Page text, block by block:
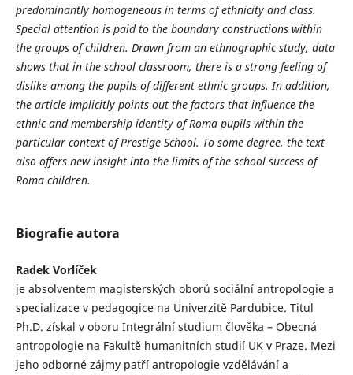
predominantly homogeneous in terms of ethnicity and class.
Special attention is paid to the boundary constructions within
the groups of children. Drawn from an ethnographic study, data
shows that in the school classroom, there is a strong feeling of
dislike among the pupils of different ethnic groups. In addition,
the article implicitly points out the factors that influence the
ethnic and membership identity of Roma pupils within the
particular context of Prestige School. To some degree, the text
also offers new insight into the limits of the school success of
Roma children.
Biografie autora
Radek Vorlíček
je absolventem magisterských oborů sociální antropologie a
specializace v pedagogice na Univerzitě Pardubice. Titul
Ph.D. získal v oboru Integrální studium člověka – Obecná
antropologie na Fakultě humanitních studií UK v Praze. Mezi
jeho odborné zájmy patří antropologie vzdělávání a